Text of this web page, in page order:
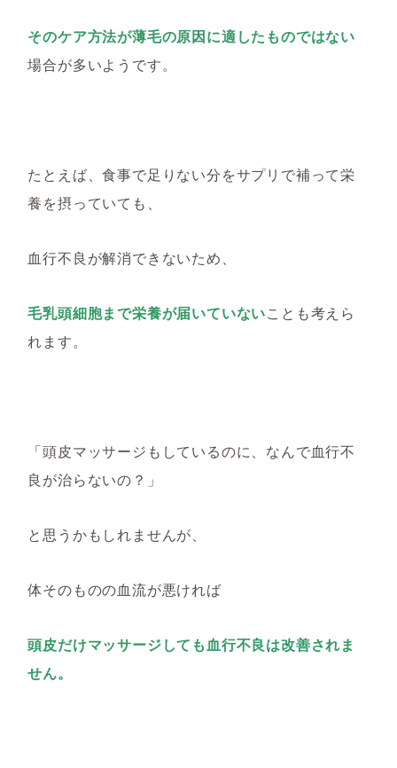
そのケア方法が薄毛の原因に適したものではない
場合が多いようです。
たとえば、食事で足りない分をサプリで補って栄
養を摂っていても、
血行不良が解消できないため、
毛乳頭細胞まで栄養が届いていないことも考えら
れます。
「頭皮マッサージもしているのに、なんで血行不
良が治らないの？」
と思うかもしれませんが、
体そのものの血流が悪ければ
頭皮だけマッサージしても血行不良は改善されま
せん。